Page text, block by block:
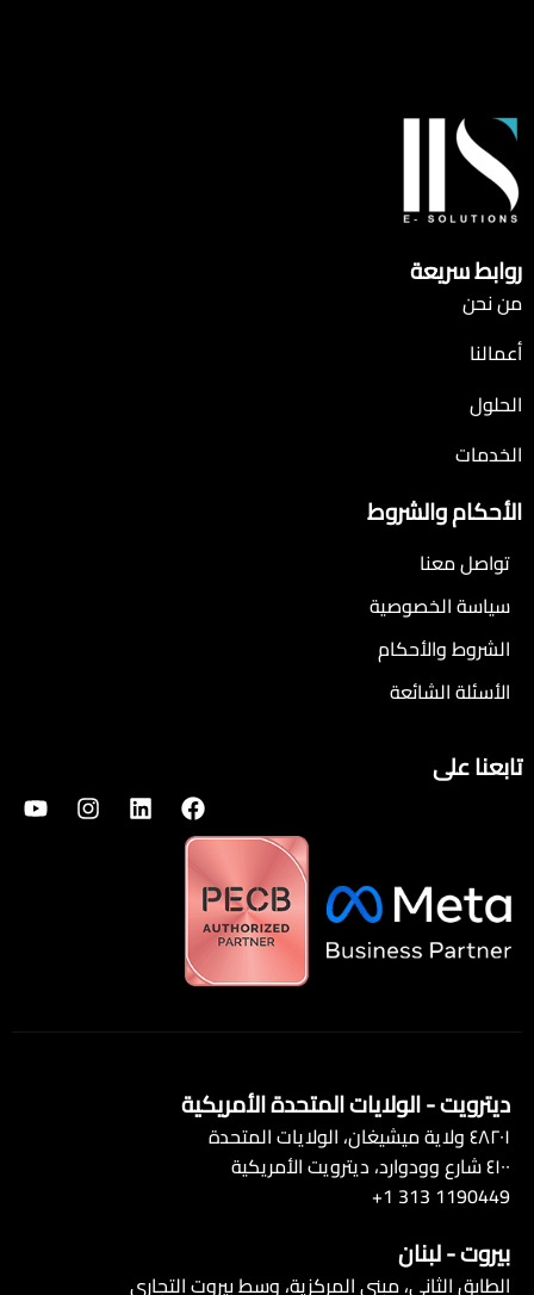
روابط سريعة
من نحن
أعمالنا
الحلول
الخدمات
الأحكام والشروط
تواصل معنا
سياسة الخصوصية
الشروط والأحكام
الأسئلة الشائعة
تابعنا على
ديترويت - الولايات المتحدة الأمريكية
٤٨٢٠١ ولاية ميشيغان، الولايات المتحدة
٤١٠٠ شارع وودوارد، ديترويت الأمريكية
1190449 313 1+
بيروت - لبنان
الطابق الثاني، مبنى المركزية، وسط بيروت التجاري